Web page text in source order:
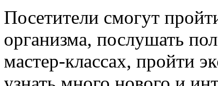
Посетители смогут
организма, послушать
мастер-классах, пройти